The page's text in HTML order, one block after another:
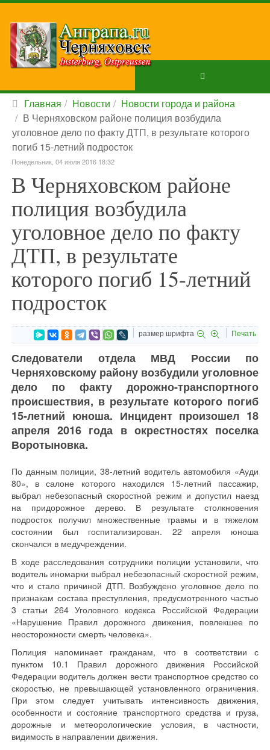
Главная Новости
Новости города и района
В Черняховском районе полиция возбудила
уголовное дело по факту ДТП, в результате которого
погиб 15-летний подросток
Понедельник, 04 июля 2016 18:32
В Черняховском районе
полиция возбудила
уголовное дело по факту
ДТП, в результате
которого погиб 15-летний
подросток
размер шрифта Печать
Следователи отдела МВД России по
Черняховскому району возбудили уголовное
дело по факту дорожно-транспортного
происшествия, в результате которого погиб
15-летний юноша. Инцидент произошел 18
апреля 2016 года в окрестностях поселка
Воротыновка.
По данным полиции, 38-летний водитель автомобиля «Ауди
80», в салоне которого находился 15-летний пассажир,
выбрал небезопасный скоростной режим и допустил наезд
на придорожное дерево. В результате столкновения
подросток получил множественные травмы и в тяжелом
состоянии был госпитализирован. 22 апреля юноша
скончался в медучреждении.
В ходе расследования сотрудники полиции установили, что
водитель иномарки выбрал небезопасный скоростной режим,
что и стало причиной ДТП. Возбуждено уголовное дело по
признакам состава преступления, предусмотренного частью
3 статьи 264 Уголовного кодекса Российской Федерации
«Нарушение Правил дорожного движения, повлекшее по
неосторожности смерть человека».
Полиция напоминает гражданам, что в соответствии с
пунктом 10.1 Правил дорожного движения Российской
Федерации водитель должен вести транспортное средство со
скоростью, не превышающей установленного ограничения.
При этом следует учитывать интенсивность движения,
особенности и состояние транспортного средства и груза,
дорожные и метеорологические условия, в частности,
видимость в направлении движения.